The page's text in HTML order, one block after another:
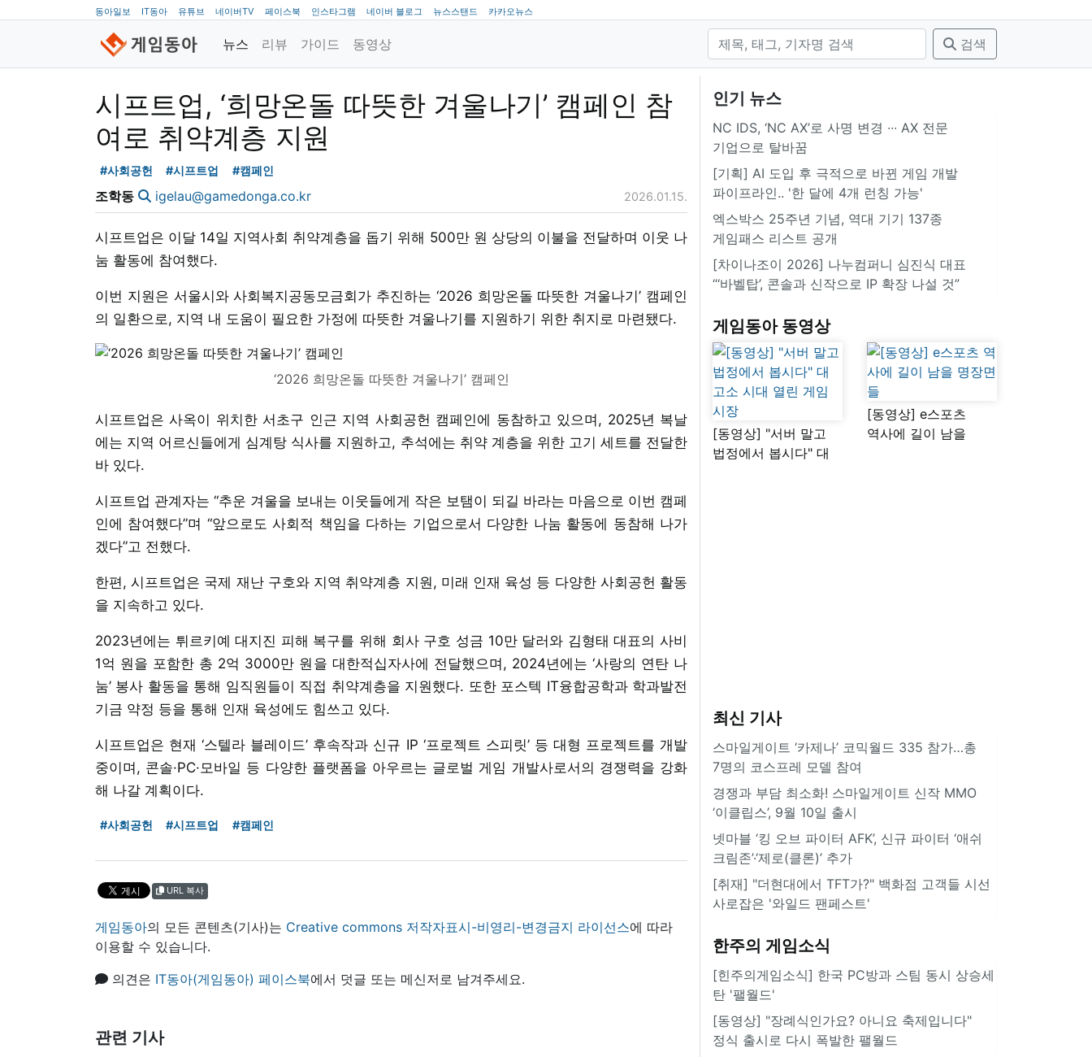
동아일보 IT동아 유튜브 네이버TV 페이스북 인스타그램 네이버 블로그 뉴스스탠드 카카오뉴스
뉴스 리뷰 가이드 동영상 검색
시프트업, ‘희망온돌 따뜻한 겨울나기’ 캠페인 참
여로 취약계층 지원
#사회공헌 #시프트업 #캠페인
조학동 igelau@gamedonga.co.kr 2026.01.15.
시프트업은 이달 14일 지역사회 취약계층을 돕기 위해 500만 원 상당의 이불을 전달하며 이웃 나
눔 활동에 참여했다.
이번 지원은 서울시와 사회복지공동모금회가 추진하는 ‘2026 희망온돌 따뜻한 겨울나기’ 캠페인
의 일환으로, 지역 내 도움이 필요한 가정에 따뜻한 겨울나기를 지원하기 위한 취지로 마련됐다.
‘2026 희망온돌 따뜻한 겨울나기’ 캠페인
시프트업은 사옥이 위치한 서초구 인근 지역 사회공헌 캠페인에 동참하고 있으며, 2025년 복날
에는 지역 어르신들에게 심계탕 식사를 지원하고, 추석에는 취약 계층을 위한 고기 세트를 전달한
바 있다.
시프트업 관계자는 “추운 겨울을 보내는 이웃들에게 작은 보탬이 되길 바라는 마음으로 이번 캠페
인에 참여했다”며 “앞으로도 사회적 책임을 다하는 기업으로서 다양한 나눔 활동에 동참해 나가
겠다”고 전했다.
한편, 시프트업은 국제 재난 구호와 지역 취약계층 지원, 미래 인재 육성 등 다양한 사회공헌 활동
을 지속하고 있다.
2023년에는 튀르키예 대지진 피해 복구를 위해 회사 구호 성금 10만 달러와 김형태 대표의 사비
1억 원을 포함한 총 2억 3000만 원을 대한적십자사에 전달했으며, 2024년에는 ‘사랑의 연탄 나
눔’ 봉사 활동을 통해 임직원들이 직접 취약계층을 지원했다. 또한 포스텍 IT융합공학과 학과발전
기금 약정 등을 통해 인재 육성에도 힘쓰고 있다.
시프트업은 현재 ‘스텔라 블레이드’ 후속작과 신규 IP ‘프로젝트 스피릿’ 등 대형 프로젝트를 개발
중이며, 콘솔·PC·모바일 등 다양한 플랫폼을 아우르는 글로벌 게임 개발사로서의 경쟁력을 강화
해 나갈 계획이다.
#사회공헌 #시프트업 #캠페인
URL 복사
게임동아의 모든 콘텐츠(기사)는 Creative commons 저작자표시-비영리-변경금지 라이선스에 따라
이용할 수 있습니다.
의견은 IT동아(게임동아) 페이스북에서 덧글 또는 메신저로 남겨주세요.
관련 기사
인기 뉴스
NC IDS, ‘NC AX’로 사명 변경 ∙∙∙ AX 전문
기업으로 탈바꿈
[기획] AI 도입 후 극적으로 바뀐 게임 개발
파이프라인.. '한 달에 4개 런칭 가능'
엑스박스 25주년 기념, 역대 기기 137종
게임패스 리스트 공개
[차이나조이 2026] 나누컴퍼니 심진식 대표
“‘바벨탑’, 콘솔과 신작으로 IP 확장 나설 것”
게임동아 동영상
[동영상] "서버 말고
법정에서 봅시다" 대
[동영상] e스포츠
역사에 길이 남을
최신 기사
스마일게이트 ‘카제나’ 코믹월드 335 참가…총
7명의 코스프레 모델 참여
경쟁과 부담 최소화! 스마일게이트 신작 MMO
‘이클립스’, 9월 10일 출시
넷마블 ‘킹 오브 파이터 AFK’, 신규 파이터 ‘애쉬
크림존’·‘제로(클론)’ 추가
[취재] "더현대에서 TFT가?" 백화점 고객들 시선
사로잡은 '와일드 팬페스트'
한주의 게임소식
[힌주의게임소식] 한국 PC방과 스팀 동시 상승세
탄 '팰월드'
[동영상] "장례식인가요? 아니요 축제입니다"
정식 출시로 다시 폭발한 팰월드